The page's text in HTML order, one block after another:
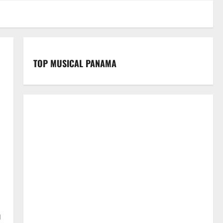
TOP MUSICAL PANAMA